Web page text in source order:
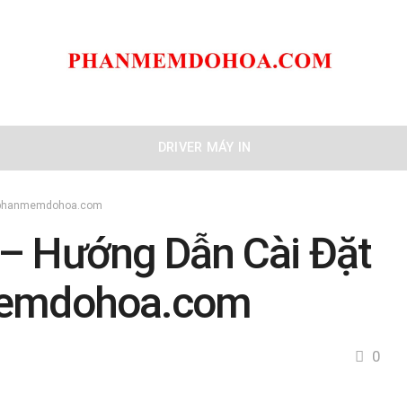
DRIVER MÁY IN
Hướng Dẫn Cài Đặt
0